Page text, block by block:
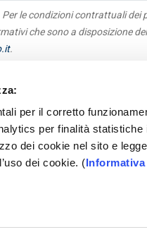
per il corretto
per finalità
dei cookie nel sito e
dei cookie. (
le condizioni contrattuali
che sono a disposizione
.
Terze Parti